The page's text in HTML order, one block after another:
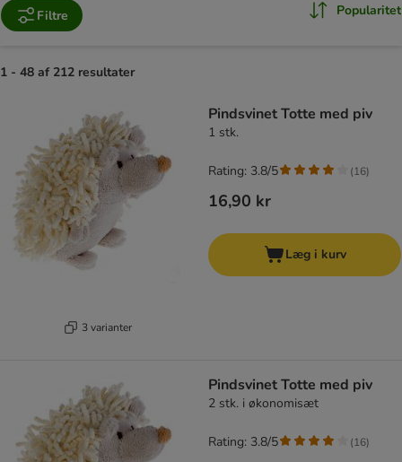
Filtre Popularitet
1 - 48 af 212 resultater
3 varianter
Pindsvinet Totte med piv
1 stk.
16,90 kr
Rating: 3.8/5 (16)
Læg i kurv
Pindsvinet Totte med piv
2 stk. i økonomisæt
Rating: 3.8/5 (16)